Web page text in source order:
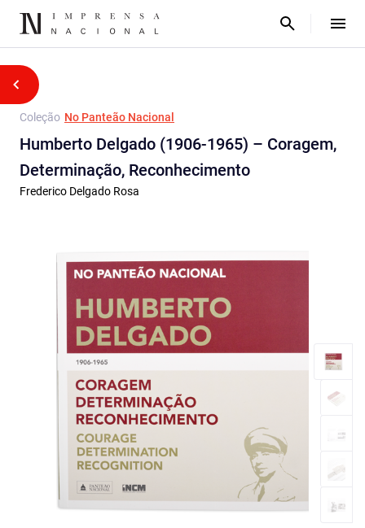
Coleção No Panteão Nacional
Humberto Delgado (1906-1965) – Coragem,
Determinação, Reconhecimento
Frederico Delgado Rosa